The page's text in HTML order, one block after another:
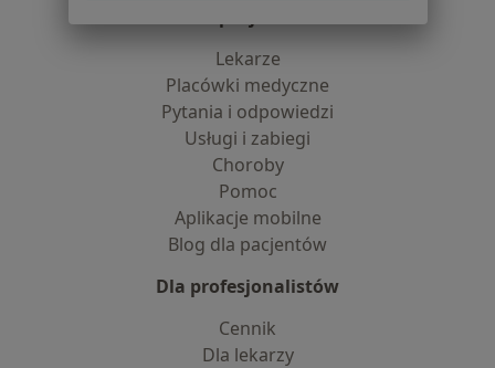
Lekarze
Placówki medyczne
Pytania i odpowiedzi
Usługi i zabiegi
Choroby
Pomoc
Aplikacje mobilne
Blog dla pacjentów
Dla profesjonalistów
Cennik
Dla lekarzy